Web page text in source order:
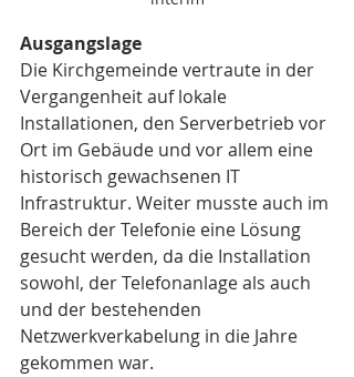
Ausgangslage
Die Kirchgemeinde vertraute in der
Vergangenheit auf lokale
Installationen, den Serverbetrieb vor
Ort im Gebäude und vor allem eine
historisch gewachsenen IT
Infrastruktur. Weiter musste auch im
Bereich der Telefonie eine Lösung
gesucht werden, da die Installation
sowohl, der Telefonanlage als auch
und der bestehenden
Netzwerkverkabelung in die Jahre
gekommen war.